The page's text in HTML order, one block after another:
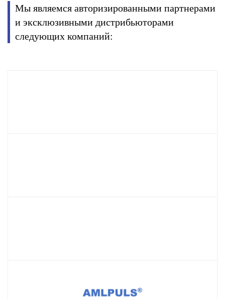
Мы являемся авторизированными партнерами
и эксклюзивными дистрибьюторами
следующих компаний: